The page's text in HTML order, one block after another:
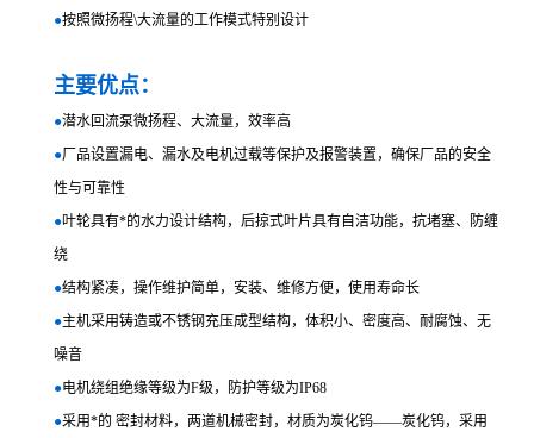
●按照微扬程\大流量的工作模式特别设计
主要优点：
●潜水回流泵微扬程、大流量，效率高
●厂品设置漏电、漏水及电机过载等保护及报警装置，确保厂品的安全
性与可靠性
●叶轮具有*的水力设计结构，后掠式叶片具有自洁功能，抗堵塞、防缠
绕
●结构紧凑，操作维护简单，安装、维修方便，使用寿命长
●主机采用铸造或不锈钢充压成型结构，体积小、密度高、耐腐蚀、无
噪音
●电机绕组绝缘等级为F级，防护等级为IP68
●采用*的 密封材料，两道机械密封，材质为炭化钨――炭化钨，采用